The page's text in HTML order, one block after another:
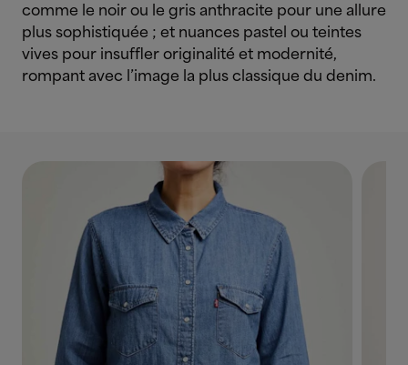
comme le noir ou le gris anthracite pour une allure
plus sophistiquée ; et nuances pastel ou teintes
vives pour insuffler originalité et modernité,
rompant avec l’image la plus classique du denim.